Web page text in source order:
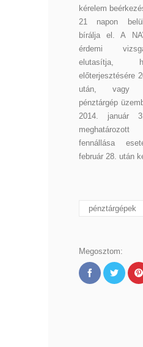
kérelem
21 napon
bírálja el. A
érdemi
elutasítja,
előterjesztésére
után, vagy
pénztárgép
2014. január
fennállása
február 28. után
pénztárgépek
Megosztom: